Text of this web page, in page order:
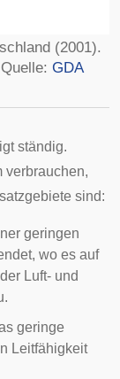
(2001).
GDA
ständig.
verbrauchen,
sind:
geringen
wo es auf
Luft- und
geringe
Leitfähigkeit